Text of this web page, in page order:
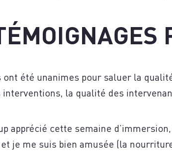
ont été unanimes pour saluer la
la qualité des
apprécié cette semaine
je me suis bien amusée (la